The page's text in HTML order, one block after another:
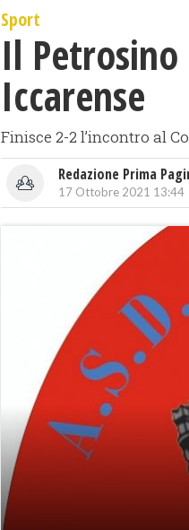
Sport
Il
Iccarense
Finisce 2-2 l’incontro al
Redazione Prima
17 Ottobre 2021 13:44